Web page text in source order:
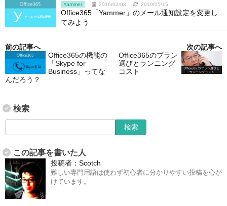
Yammer 2016/02/03 2019/05/15
Office365「Yammer」のメール通知設定を変更し
てみよう
前の記事へ
Office365の機能の
「Skype for
Business」ってな
んだろう？
次の記事へ
Office365のプラン
選びとランニング
コスト
検索
この記事を書いた人
投稿者： Scotch
難しい専門用語は使わず初心者に分かりやすい投稿を心が
けています。